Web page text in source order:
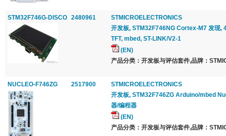
STM32F746G-DISCO 2480961
STMICROELECTRONICS
开发板, STM32F746NG Cortex-M7 发现,
TFT, mbed, ST-LINK/V2-1
(EN)
产品分类：开发板与评估套件,品牌：
NUCLEO-F746ZG 2517900
STMICROELECTRONICS
开发板, STM32F746ZG Arduino/mbed
器/编程器
(EN)
产品分类：开发板与评估套件,品牌：